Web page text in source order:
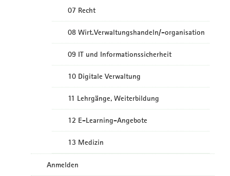
07 Recht
08 Wirt.Verwaltungshandeln/-organisation
09 IT und Informationssicherheit
10 Digitale Verwaltung
11 Lehrgänge, Weiterbildung
12 E-Learning-Angebote
13 Medizin
Anmelden